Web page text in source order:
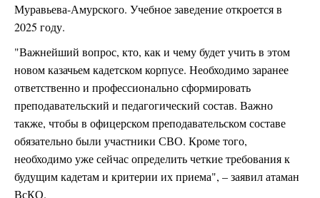
Муравьева-Амурского. Учебное заведение откроется в
2025 году.
"Важнейший вопрос, кто, как и чему будет учить в этом
новом казачьем кадетском корпусе. Необходимо заранее
ответственно и профессионально сформировать
преподавательский и педагогический состав. Важно
также, чтобы в офицерском преподавательском составе
обязательно были участники СВО. Кроме того,
необходимо уже сейчас определить четкие требования к
будущим кадетам и критерии их приема", – заявил атаман
ВсКО.